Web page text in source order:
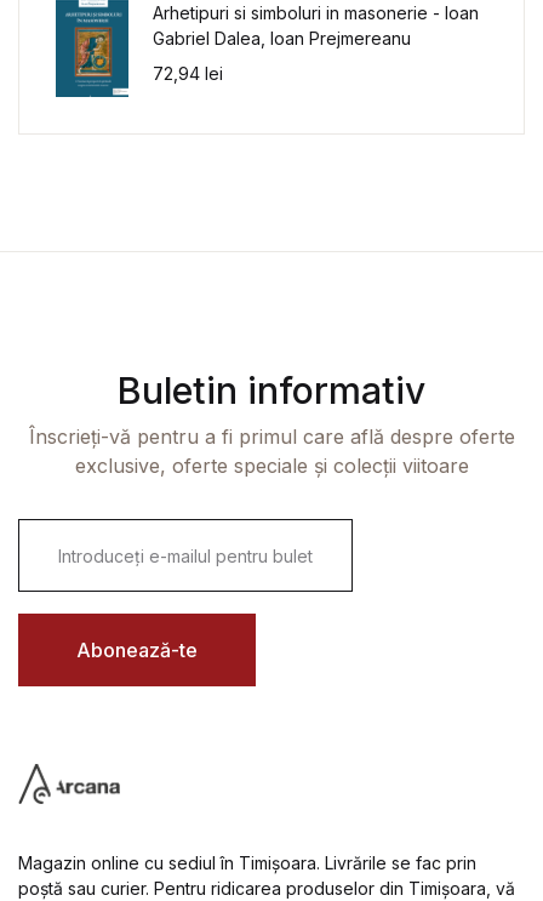
Arhetipuri si simboluri in masonerie - Ioan
Gabriel Dalea, Ioan Prejmereanu
72,94 lei
Buletin informativ
Înscrieți-vă pentru a fi primul care află despre oferte
exclusive, oferte speciale și colecții viitoare
i
l
Abonează-te
Magazin online cu sediul în Timișoara. Livrările se fac prin
poștă sau curier. Pentru ridicarea produselor din Timișoara, vă